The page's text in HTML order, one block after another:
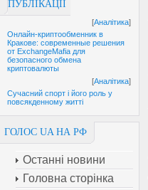
ПУБЛІКАЦІЇ
[Аналітика]
Онлайн-криптообменник в
Кракове: современные решения
от ExchangeMafia для
безопасного обмена
криптовалюты
[Аналітика]
Сучасний спорт і його роль у
повсякденному житті
ГОЛОС UA НА РФ
Останні новини
Головна сторінка